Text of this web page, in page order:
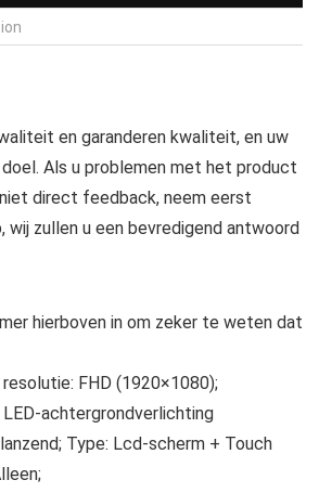
en garanderen kwaliteit, en uw
Als u problemen met het product
direct feedback, neem eerst
zullen u een bevredigend antwoord
hierboven in om zeker te weten dat
FHD (1920×1080);
achtergrondverlichting
Type: Lcd-scherm + Touch